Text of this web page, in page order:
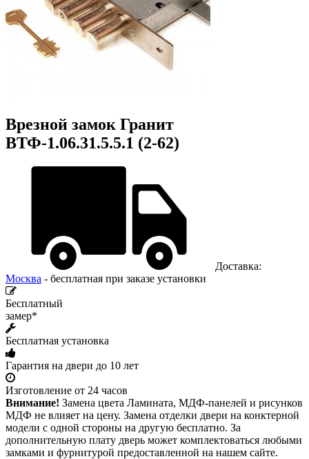
Врезной замок Гранит
ВТФ-1.06.31.5.5.1 (2-62)
Доставка:
Москва - бесплатная при заказе установки
Бесплатный
замер*
Бесплатная установка
Гарантия на двери до 10 лет
Изготовление от 24 часов
Внимание! Замена цвета Ламината, МДФ-панелей и рисунков
МДФ не влияет на цену. Замена отделки двери на конктерной
модели с одной стороны на другую бесплатно. За
дополнительную плату дверь может комплектоваться любыми
замками и фурнитурой предоставленной на нашем сайте.